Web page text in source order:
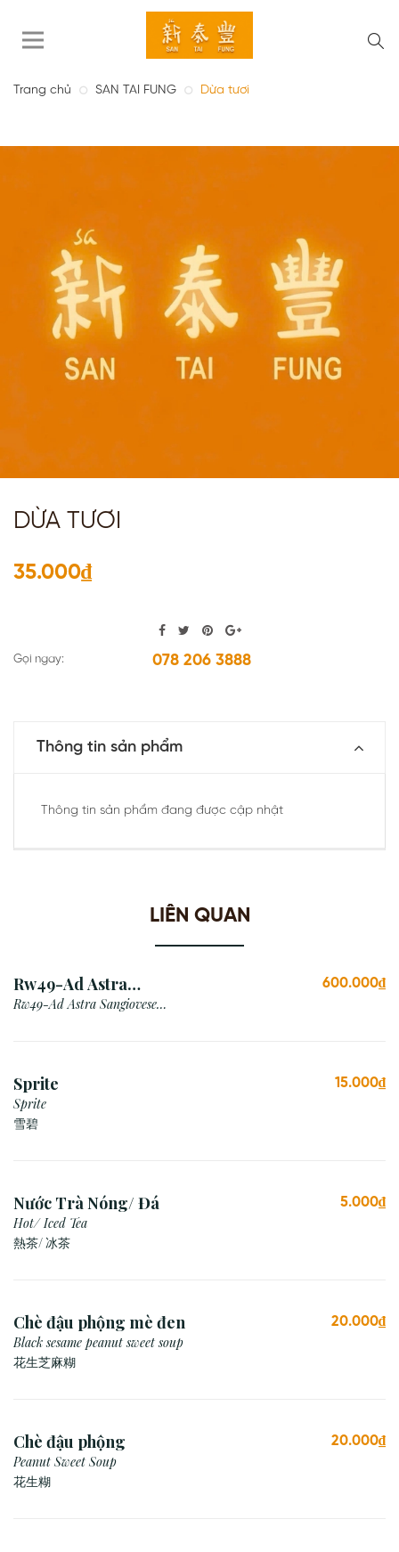
Trang chủ SAN TAI FUNG Dừa tươi
DỪA TƯƠI
35.000₫
Gọi ngay: 078 206 3888
Thông tin sản phẩm
Thông tin sản phẩm đang được cập nhật
LIÊN QUAN
Rw49-Ad Astra
Sangiovese Rubicone Igt
Rw49-Ad Astra Sangiovese
600.000₫
Sprite
Sprite
雪碧
15.000₫
Nước Trà Nóng/ Đá
Hot/ Iced Tea
熱茶/ 冰茶
5.000₫
Chè đậu phộng mè đen
Black sesame peanut sweet soup
花生芝麻糊
20.000₫
Chè đậu phộng
Peanut Sweet Soup
花生糊
20.000₫